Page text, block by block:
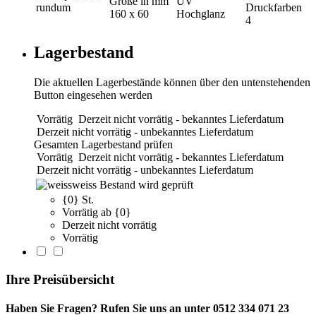
rundum
160 x 60
Hochglanz
Druckfarben
4
Lagerbestand
Die aktuellen Lagerbestände können über den untenstehenden
Button eingesehen werden
Vorrätig Derzeit nicht vorrätig - bekanntes Lieferdatum
Derzeit nicht vorrätig - unbekanntes Lieferdatum
Gesamten Lagerbestand prüfen
Vorrätig Derzeit nicht vorrätig - bekanntes Lieferdatum
Derzeit nicht vorrätig - unbekanntes Lieferdatum
weiss Bestand wird geprüft
{0} St.
Vorrätig ab {0}
Derzeit nicht vorrätig
Vorrätig
Ihre Preisübersicht
Haben Sie Fragen? Rufen Sie uns an unter 0512 334 071 23